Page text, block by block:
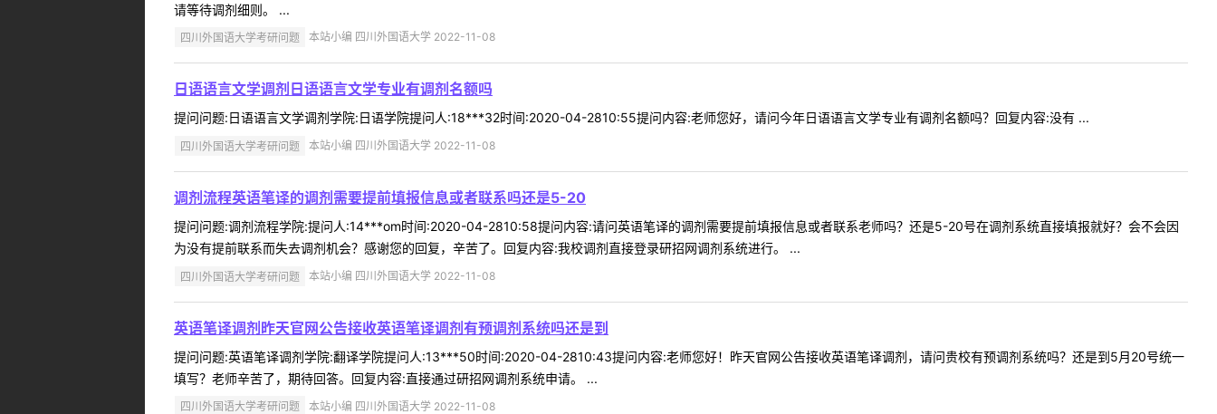
请等待调剂细则。 ...
四川外国语大学考研问题 本站小编 四川外国语大学 2022-11-08
日语语言文学调剂日语语言文学专业有调剂名额吗
提问问题:日语语言文学调剂学院:日语学院提问人:18***32时间:2020-04-2810:55提问内容:老师您好，请问今年日语语言文学专业有调剂名额吗？回复内容:没有 ...
四川外国语大学考研问题 本站小编 四川外国语大学 2022-11-08
调剂流程英语笔译的调剂需要提前填报信息或者联系吗还是5-20
提问问题:调剂流程学院:提问人:14***om时间:2020-04-2810:58提问内容:请问英语笔译的调剂需要提前填报信息或者联系老师吗？还是5-20号在调剂系统直接填报就好？会不会因
为没有提前联系而失去调剂机会？感谢您的回复，辛苦了。回复内容:我校调剂直接登录研招网调剂系统进行。 ...
四川外国语大学考研问题 本站小编 四川外国语大学 2022-11-08
英语笔译调剂昨天官网公告接收英语笔译调剂有预调剂系统吗还是到
提问问题:英语笔译调剂学院:翻译学院提问人:13***50时间:2020-04-2810:43提问内容:老师您好！昨天官网公告接收英语笔译调剂，请问贵校有预调剂系统吗？还是到5月20号统一
填写？老师辛苦了，期待回答。回复内容:直接通过研招网调剂系统申请。 ...
四川外国语大学考研问题 本站小编 四川外国语大学 2022-11-08